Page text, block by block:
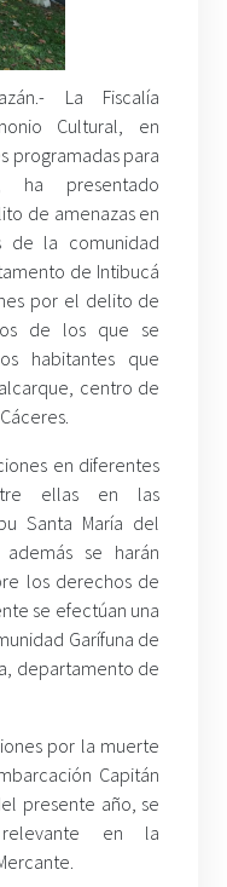
La Fiscalía
Cultural, en
programadas para
ha presentado
de amenazas en
de la comunidad
de Intibucá
por el delito de
de los que se
habitantes que
centro de
en diferentes
ellas en las
Santa María del
se harán
los derechos de
se efectúan una
Garífuna de
departamento de
por la muerte
Capitán
presente año, se
relevante en la